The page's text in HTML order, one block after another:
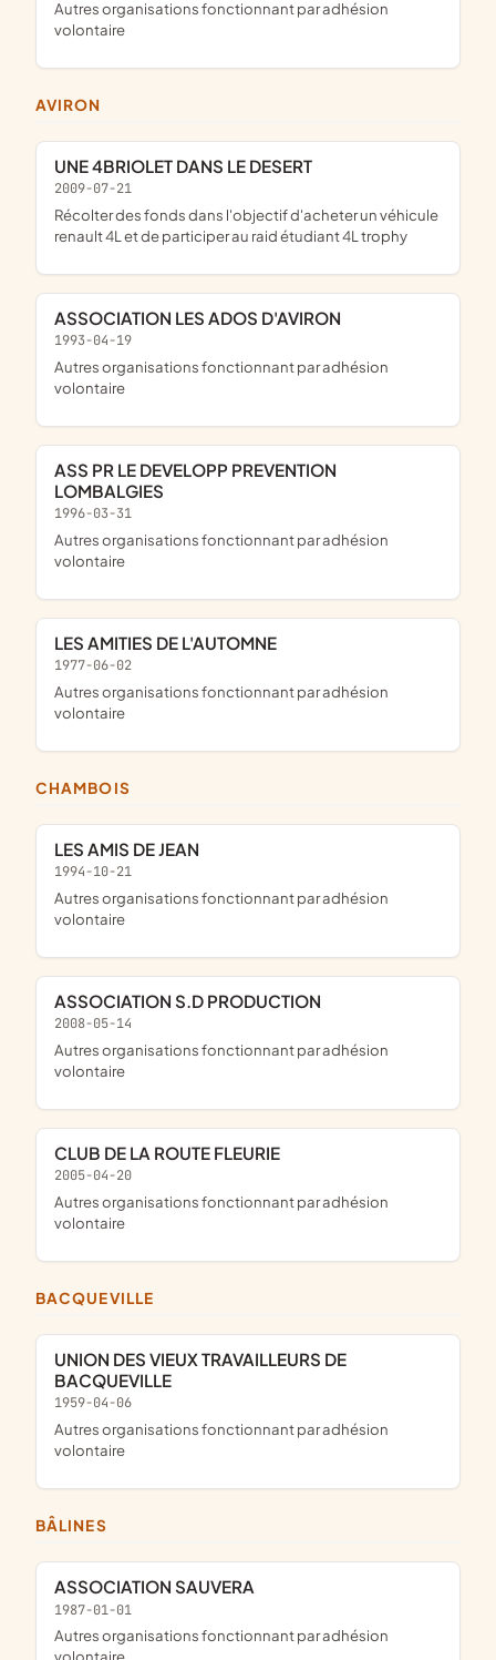
Autres organisations fonctionnant par adhésion
volontaire
AVIRON
UNE 4BRIOLET DANS LE DESERT
2009-07-21
récolter des fonds dans l'objectif d'acheter un véhicule
renault 4L et de participer au raid étudiant 4L trophy
ASSOCIATION LES ADOS D'AVIRON
1993-04-19
Autres organisations fonctionnant par adhésion
volontaire
ASS PR LE DEVELOPP PREVENTION
LOMBALGIES
1996-03-31
Autres organisations fonctionnant par adhésion
volontaire
LES AMITIES DE L'AUTOMNE
1977-06-02
Autres organisations fonctionnant par adhésion
volontaire
CHAMBOIS
LES AMIS DE JEAN
1994-10-21
Autres organisations fonctionnant par adhésion
volontaire
ASSOCIATION S.D PRODUCTION
2008-05-14
Autres organisations fonctionnant par adhésion
volontaire
CLUB DE LA ROUTE FLEURIE
2005-04-20
Autres organisations fonctionnant par adhésion
volontaire
BACQUEVILLE
UNION DES VIEUX TRAVAILLEURS DE
BACQUEVILLE
1959-04-06
Autres organisations fonctionnant par adhésion
volontaire
BÂLINES
ASSOCIATION SAUVERA
1987-01-01
Autres organisations fonctionnant par adhésion